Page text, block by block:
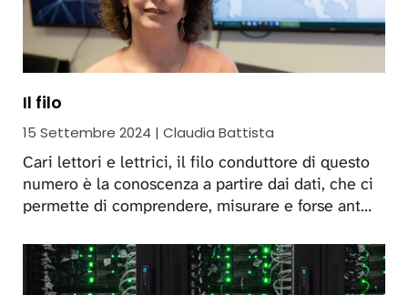
Il filo
15 Settembre 2024 | Claudia Battista
Cari lettori e lettrici, il filo conduttore di questo
numero è la conoscenza a partire dai dati, che ci
permette di comprendere, misurare e forse ant…